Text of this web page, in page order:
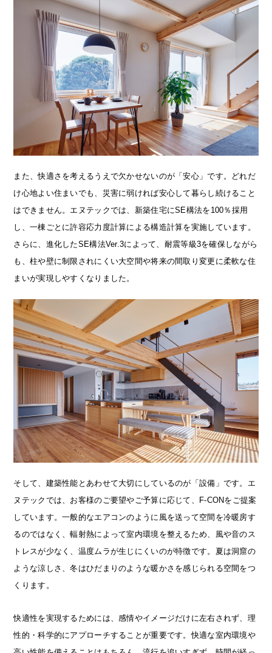
また、快適さを考えるうえで欠かせないのが「安心」です。どれだ
け心地よい住まいでも、災害に弱ければ安心して暮らし続けること
はできません。エヌテックでは、新築住宅にSE構法を100％採用
し、一棟ごとに許容応力度計算による構造計算を実施しています。
さらに、進化したSE構法Ver.3によって、耐震等級3を確保しながら
も、柱や壁に制限されにくい大空間や将来の間取り変更に柔軟な住
まいが実現しやすくなりました。
そして、建築性能とあわせて大切にしているのが「設備」です。エ
ヌテックでは、お客様のご要望やご予算に応じて、F-CONをご提案
しています。一般的なエアコンのように風を送って空間を冷暖房す
るのではなく、輻射熱によって室内環境を整えるため、風や音のス
トレスが少なく、温度ムラが生じにくいのが特徴です。夏は洞窟の
ような涼しさ、冬はひだまりのような暖かさを感じられる空間をつ
くります。
快適性を実現するためには、感情やイメージだけに左右されず、理
性的・科学的にアプローチすることが重要です。快適な室内環境や